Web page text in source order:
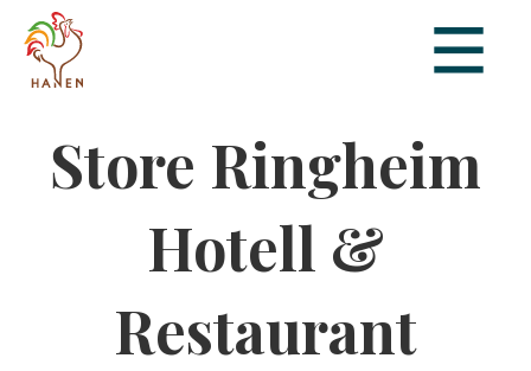
Store Ringheim
Hotell &
Restaurant